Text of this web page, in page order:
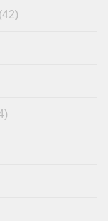
(42)